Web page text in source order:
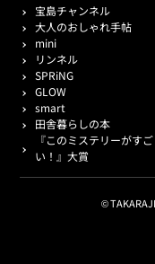
宝島チャンネル
大人のおしゃれ手帖
mini
リンネル
SPRiNG
GLOW
smart
田舎暮らしの本
『このミステリーがすご
い！』大賞
©